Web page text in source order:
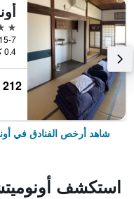
2 نجمتين
0.4 كيلومتر عن وسط المدينة
212 ﷼
شاهد أرخص الفنادق في
استكشف